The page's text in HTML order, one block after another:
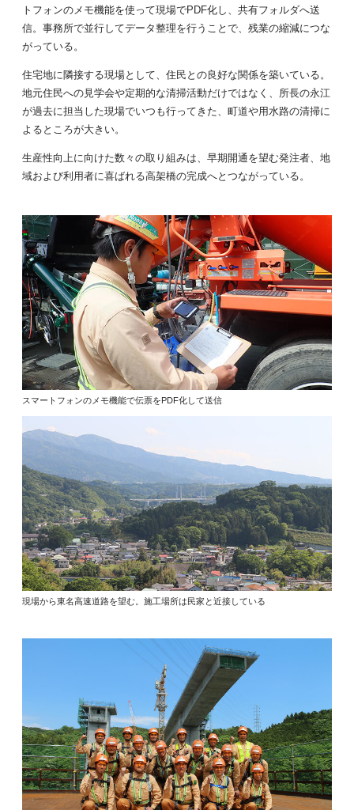
トフォンのメモ機能を使って現場でPDF化し、共有フォルダへ送
信。事務所で並行してデータ整理を行うことで、残業の縮減につな
がっている。
住宅地に隣接する現場として、住民との良好な関係を築いている。
地元住民への見学会や定期的な清掃活動だけではなく、所長の永江
が過去に担当した現場でいつも行ってきた、町道や用水路の清掃に
よるところが大きい。
生産性向上に向けた数々の取り組みは、早期開通を望む発注者、地
域および利用者に喜ばれる高架橋の完成へとつながっている。
スマートフォンのメモ機能で伝票をPDF化して送信
現場から東名高速道路を望む。施工場所は民家と近接している